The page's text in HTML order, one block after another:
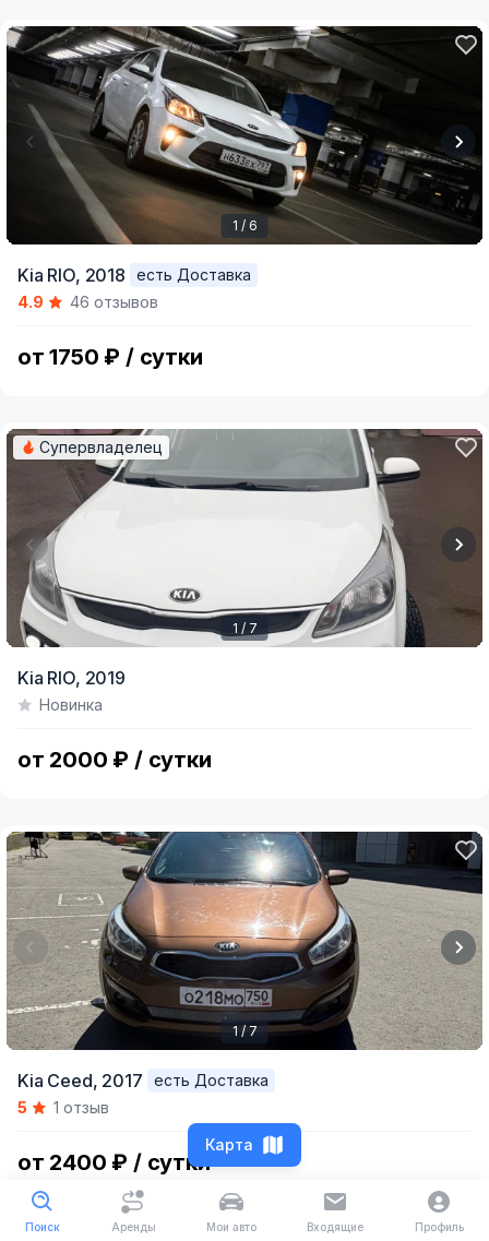
of
1 / 6
Kia RIO, 2018
есть Доставка
4.9
46 отзывов
от 1750 ₽ / сутки
of
Супервладелец
1 / 7
Kia RIO, 2019
Новинка
от 2000 ₽ / сутки
of
1 / 7
Kia Ceed, 2017
есть Доставка
5
1 отзыв
от 2400 ₽ / сутки
Поиск Аренды Мои авто Входящие Профиль
Карта